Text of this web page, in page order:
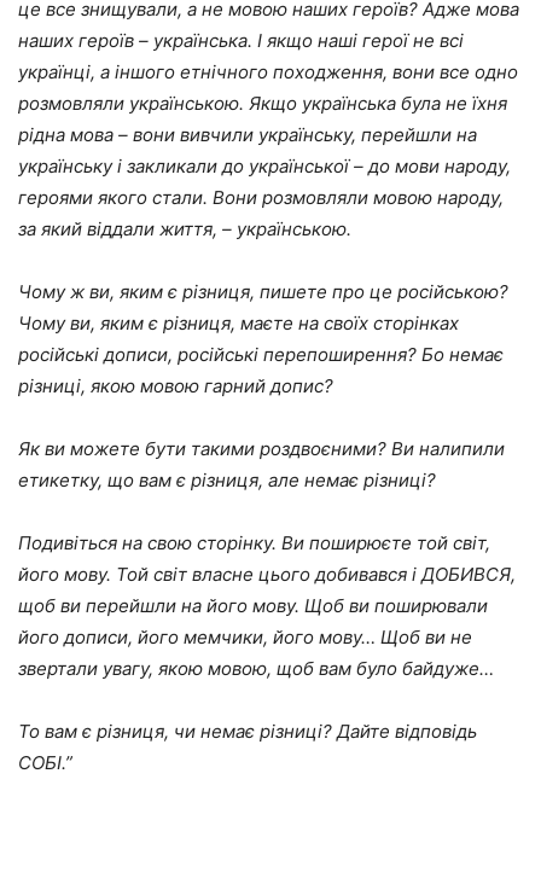
це все знищували, а не мовою наших героїв? Адже мова
наших героїв – українська. І якщо наші герої не всі
українці, а іншого етнічного походження, вони все одно
розмовляли українською. Якщо українська була не їхня
рідна мова – вони вивчили українську, перейшли на
українську і закликали до української – до мови народу,
героями якого стали. Вони розмовляли мовою народу,
за який віддали життя, – українською.
Чому ж ви, яким є різниця, пишете про це російською?
Чому ви, яким є різниця, маєте на своїх сторінках
російські дописи, російські перепоширення? Бо немає
різниці, якою мовою гарний допис?
Як ви можете бути такими роздвоєними? Ви налипили
етикетку, що вам є різниця, але немає різниці?
Подивіться на свою сторінку. Ви поширюєте той світ,
його мову. Той світ власне цього добивався і ДОБИВСЯ,
щоб ви перейшли на його мову. Щоб ви поширювали
його дописи, його мемчики, його мову… Щоб ви не
звертали увагу, якою мовою, щоб вам було байдуже…
То вам є різниця, чи немає різниці? Дайте відповідь
СОБІ.”